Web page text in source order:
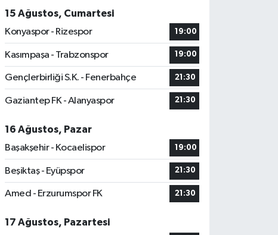
15 Ağustos, Cumartesi
Konyaspor - Rizespor
19:00
Kasımpaşa - Trabzonspor 19:00
Gençlerbirliği S.K. - Fenerbahçe 21:30
Gaziantep FK - Alanyaspor 21:30
16 Ağustos, Pazar
Başakşehir - Kocaelispor
19:00
Beşiktaş - Eyüpspor 21:30
Amed - Erzurumspor FK 21:30
17 Ağustos, Pazartesi